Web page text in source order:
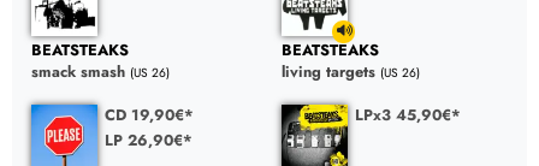
BEATSTEAKS
smack smash (US 26)
BEATSTEAKS
living targets (US 26)
CD 19,90€*
LP 26,90€*
LPx3 45,90€*